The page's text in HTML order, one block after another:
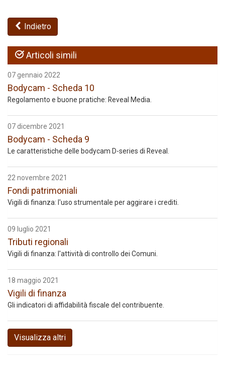
Indietro
Articoli simili
07 gennaio 2022
Bodycam - Scheda 10
Regolamento e buone pratiche: Reveal Media.
07 dicembre 2021
Bodycam - Scheda 9
Le caratteristiche delle bodycam D-series di Reveal.
22 novembre 2021
Fondi patrimoniali
Vigili di finanza: l'uso strumentale per aggirare i crediti.
09 luglio 2021
Tributi regionali
Vigili di finanza: l'attività di controllo dei Comuni.
18 maggio 2021
Vigili di finanza
Gli indicatori di affidabilità fiscale del contribuente.
Visualizza altri